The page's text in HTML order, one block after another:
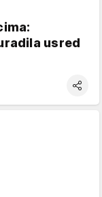
usred